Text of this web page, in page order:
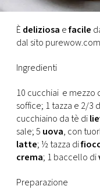
PRINCIPATO
DI
MONACO
RMC
È deliziosa efacile
dal sito purewow.com
Ingredienti
10 cucchiai e mezzo
soffice; 1 tazza e 2/3
cucchiaino da tè di
sale; 5 uova, con
latte; ½ tazza di
crema; 1 baccello di
Preparazione